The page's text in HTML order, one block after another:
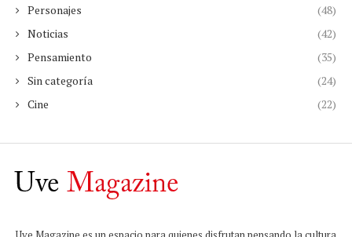
Personajes
(48)
Noticias
(42)
Pensamiento
(35)
Sin categoría
(24)
Cine
(22)